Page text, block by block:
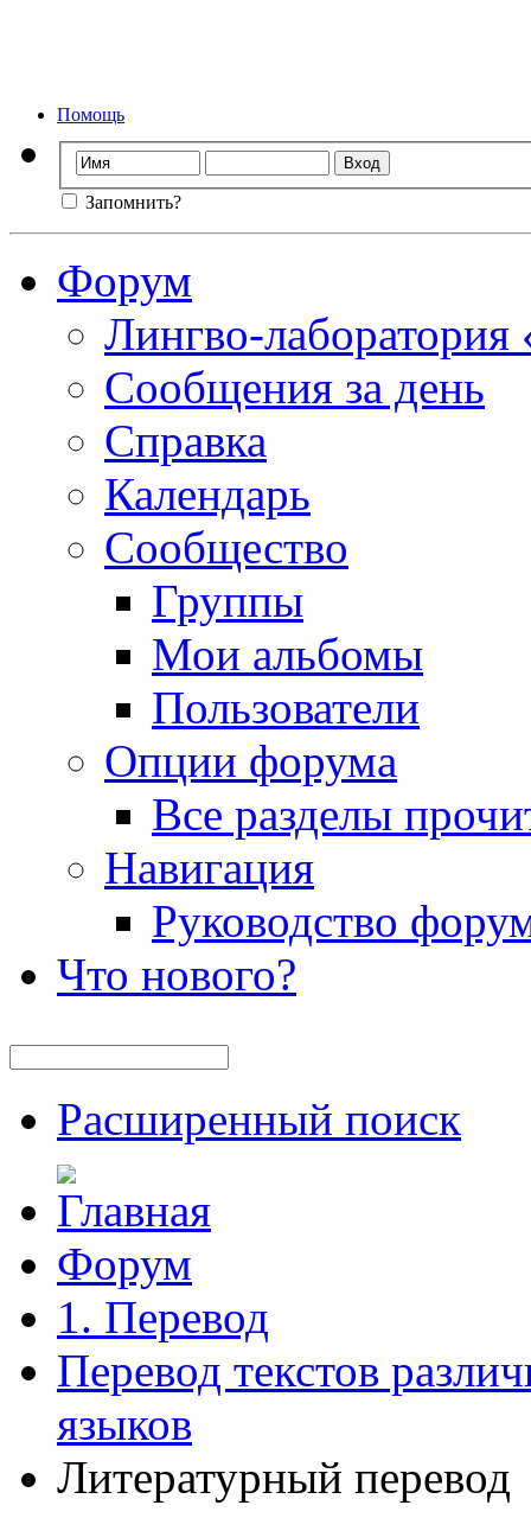
Помощь
Запомнить?
Форум
Лингво-
Сообщения за день
Справка
Календарь
Сообщество
Группы
Мои альбомы
Пользователи
Опции форума
Все разделы
Навигация
Руководство
Что нового?
Расширенный поиск
Форум
1. Перевод
Перевод текстов
языков
Литературный перевод